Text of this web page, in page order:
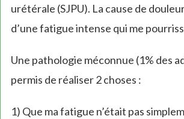
urétérale (SJPU). La cause de
d’une fatigue intense qui me
Une pathologie méconnue (1% des
permis de réaliser 2 choses :
1) Que ma fatigue n’était pas